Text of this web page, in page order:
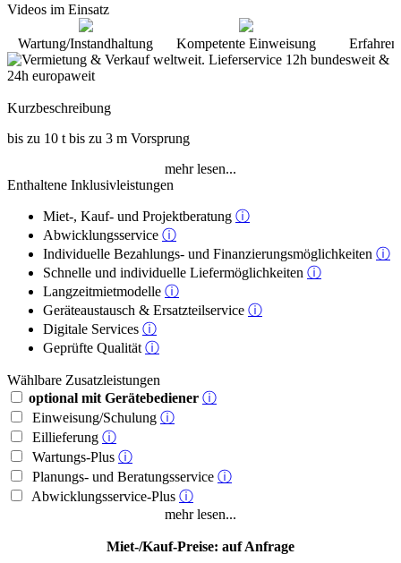
Videos im Einsatz
Wartung/Instandhaltung Kompetente Einweisung
Kurzbeschreibung
bis zu 10 t bis zu 3 m Vorsprung
mehr lesen...
Enthaltene Inklusivleistungen
Miet-, Kauf- und Projektberatung ⓘ
Abwicklungsservice ⓘ
Individuelle Bezahlungs- und Finanzierungsmöglichkeiten ⓘ
Schnelle und individuelle Liefermöglichkeiten ⓘ
Langzeitmietmodelle ⓘ
Geräteaustausch & Ersatzteilservice ⓘ
Digitale Services ⓘ
Geprüfte Qualität ⓘ
Wählbare Zusatzleistungen
optional mit Gerätebediener ⓘ
Einweisung/Schulung ⓘ
Eillieferung ⓘ
Wartungs-Plus ⓘ
Planungs- und Beratungsservice ⓘ
Abwicklungsservice-Plus ⓘ
mehr lesen...
Miet-/Kauf-Preise: auf Anfrage